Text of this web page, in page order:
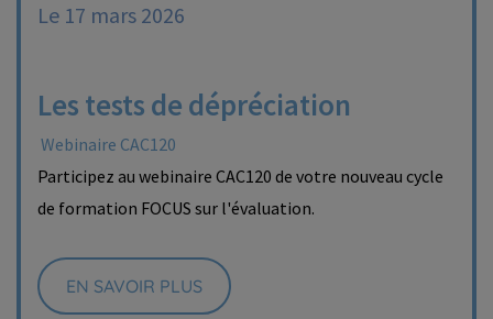
Le 17 mars 2026
Les tests de dépréciation
Webinaire CAC120
Participez au webinaire CAC120 de votre nouveau cycle
de formation FOCUS sur l'évaluation.
EN SAVOIR PLUS